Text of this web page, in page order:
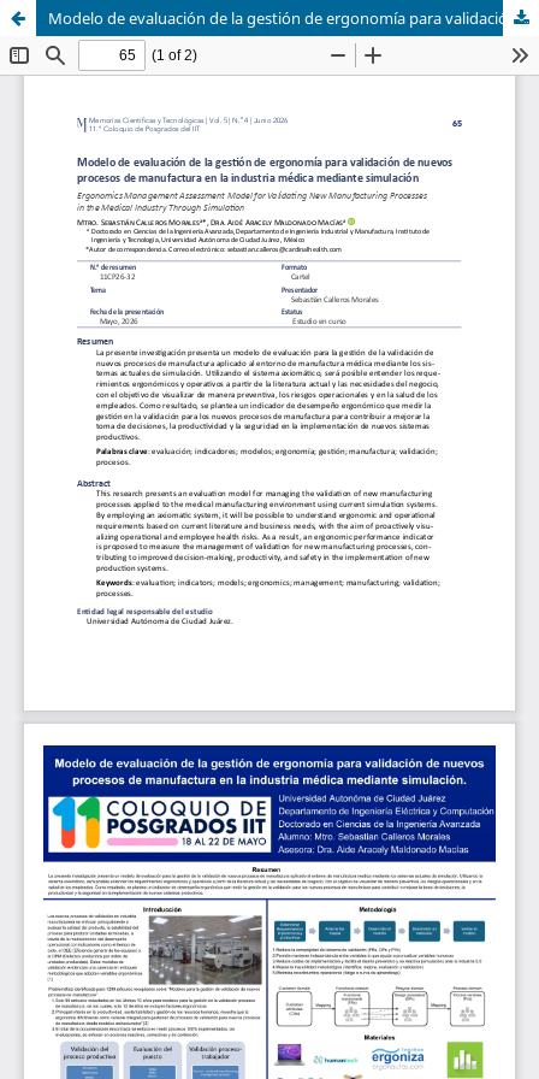
Modelo de evaluación de la gestión de ergonomía para validación de nuevos procesos de manufactura en la industria médica mediante simulación